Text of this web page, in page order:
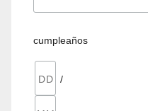
cumpleaños
/